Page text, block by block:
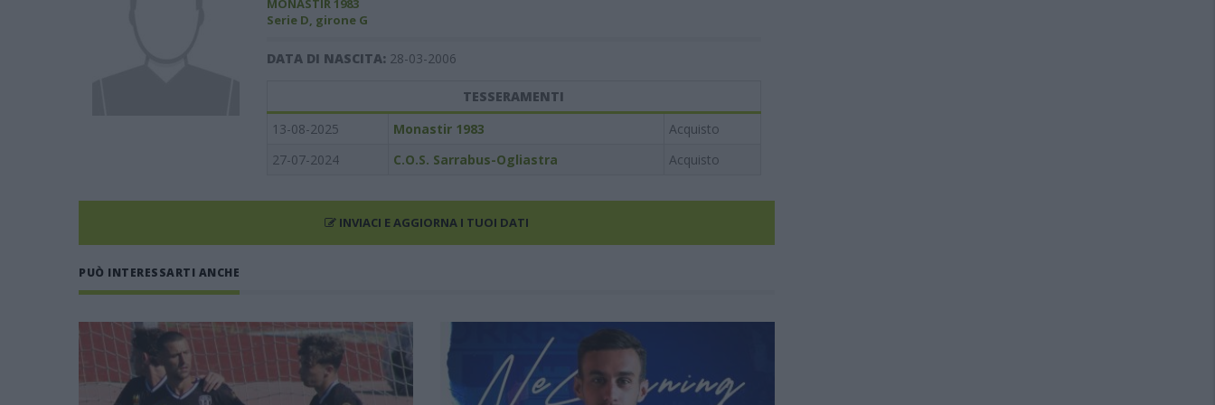
MONASTIR 1983
Serie D, girone G
DATA DI NASCITA: 28-03-2006
TESSERAMENTI
13-08-2025
Monastir 1983
Acquisto
27-07-2024
C.O.S. Sarrabus-Ogliastra Acquisto
INVIACI E AGGIORNA I TUOI DATI
PUÒ INTERESSARTI ANCHE